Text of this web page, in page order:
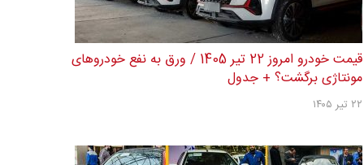
قیمت خودرو امروز 22 تیر 1405 / ورق به نفع خودروهای
مونتاژی برگشت؟ + جدول
۲۲ تیر ۱۴۰۵